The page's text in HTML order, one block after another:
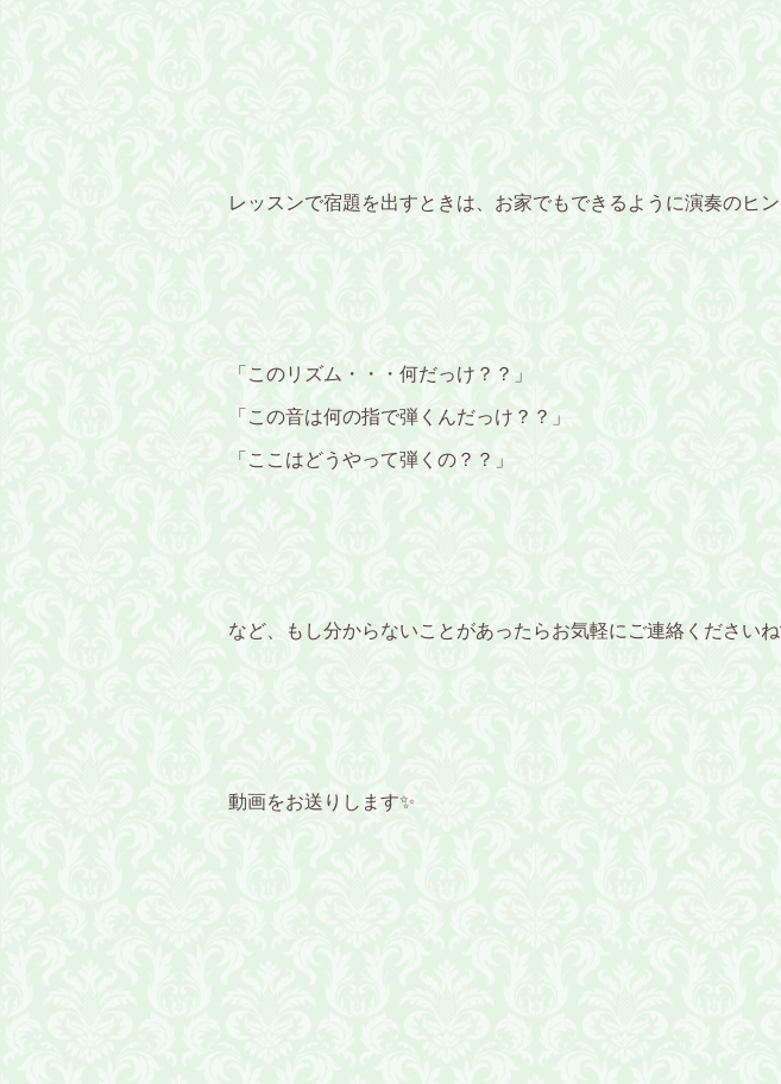
レッスンで宿題を出すときは、お家でもできるように演奏のヒ
「このリズム・・・何だっけ？？」
「この音は何の指で弾くんだっけ？？」
「ここはどうやって弾くの？？」
など、もし分からないことがあったらお気軽にご連絡ください
動画をお送りします✨